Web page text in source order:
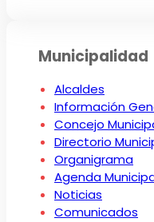
Municipalidad
Alcaldes
Información
Concejo
Directorio
Organigrama
Agenda
Noticias
Comunicados